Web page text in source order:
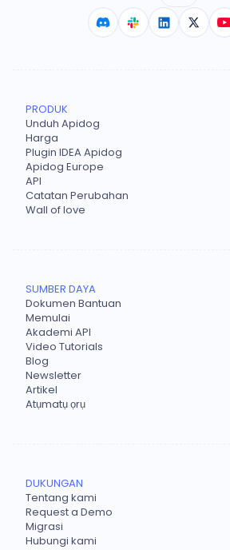
PRODUK
Unduh Apidog
Harga
Plugin IDEA Apidog
Apidog Europe
API
Catatan Perubahan
Wall of love
SUMBER DAYA
Dokumen Bantuan
Memulai
Akademi API
Video Tutorials
Blog
Newsletter
Artikel
Atụmatụ ọrụ
DUKUNGAN
Tentang kami
Request a Demo
Migrasi
Hubungi kami